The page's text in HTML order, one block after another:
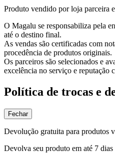
Produto vendido por loja parceira
O Magalu se responsabiliza pela
até o destino final.
As vendas são certificadas com
procedência de produtos originais.
Os parceiros são selecionados e
excelência no serviço e reputação
Política de trocas e
Fechar
Devolução gratuita para produtos
Devolva seu produto em até 7